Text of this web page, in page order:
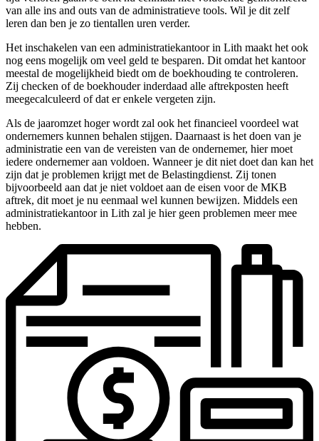
van alle ins and outs van de administratieve tools. Wil je dit zelf
leren dan ben je zo tientallen uren verder.
Het inschakelen van een administratiekantoor in Lith maakt het ook
nog eens mogelijk om veel geld te besparen. Dit omdat het kantoor
meestal de mogelijkheid biedt om de boekhouding te controleren.
Zij checken of de boekhouder inderdaad alle aftrekposten heeft
meegecalculeerd of dat er enkele vergeten zijn.
Als de jaaromzet hoger wordt zal ook het financieel voordeel wat
ondernemers kunnen behalen stijgen. Daarnaast is het doen van je
administratie een van de vereisten van de ondernemer, hier moet
iedere ondernemer aan voldoen. Wanneer je dit niet doet dan kan het
zijn dat je problemen krijgt met de Belastingdienst. Zij tonen
bijvoorbeeld aan dat je niet voldoet aan de eisen voor de MKB
aftrek, dit moet je nu eenmaal wel kunnen bewijzen. Middels een
administratiekantoor in Lith zal je hier geen problemen meer mee
hebben.